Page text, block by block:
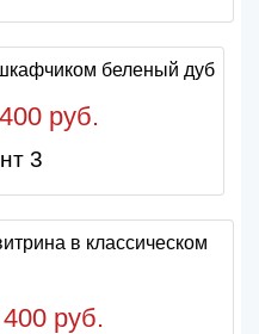
руб.
3
руб.